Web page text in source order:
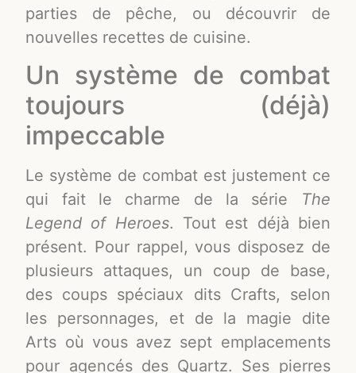
parties de pêche, ou découvrir de
nouvelles recettes de cuisine.
Un système de combat
toujours (déjà)
impeccable
Le système de combat est justement ce
qui fait le charme de la série The
Legend of Heroes. Tout est déjà bien
présent. Pour rappel, vous disposez de
plusieurs attaques, un coup de base,
des coups spéciaux dits Crafts, selon
les personnages, et de la magie dite
Arts où vous avez sept emplacements
pour agencés des Quartz. Ses pierres